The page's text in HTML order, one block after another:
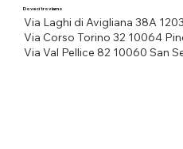
Dove ci troviamo
Via Laghi di Avigliana 38A
Via Val Pellice 82 10060 San
Via Corso Torino 32 10064